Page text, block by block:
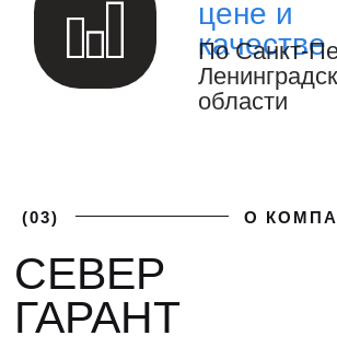
ГАЛЕРЕЯ НАШИХ
РАБОТ
(04)